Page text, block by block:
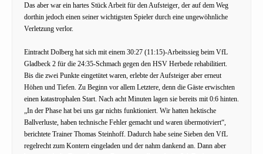
Das aber war ein hartes Stück Arbeit für den Aufsteiger, der auf dem Weg
dorthin jedoch einen seiner wichtigsten Spieler durch eine ungewöhnliche
Verletzung verlor.
Eintracht Dolberg hat sich mit einem 30:27 (11:15)-Arbeitssieg beim VfL
Gladbeck 2 für die 24:35-Schmach gegen den HSV Herbede rehabilitiert.
Bis die zwei Punkte eingetütet waren, erlebte der Aufsteiger aber erneut
Höhen und Tiefen. Zu Beginn vor allem Letztere, denn die Gäste erwischten
einen katastrophalen Start. Nach acht Minuten lagen sie bereits mit 0:6 hinten.
„In der Phase hat bei uns gar nichts funktioniert. Wir hatten hektische
Ballverluste, haben technische Fehler gemacht und waren übermotiviert“,
berichtete Trainer Thomas Steinhoff. Dadurch habe seine Sieben den VfL
regelrecht zum Kontern eingeladen und der nahm dankend an. Dann aber